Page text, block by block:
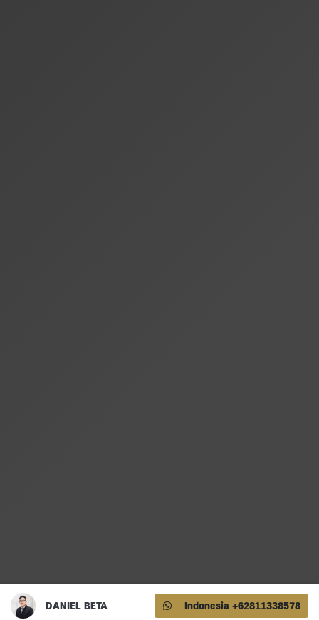
DANIEL BETA Indonesia +62811338578